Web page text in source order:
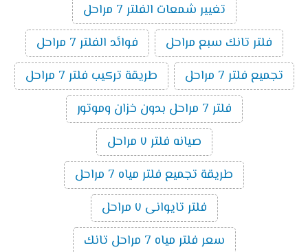
تغيير شمعات الفلتر 7 مراحل
فلتر تانك سبع مراحل
فوائد الفلتر 7 مراحل
تجميع فلتر 7 مراحل
طريقة تركيب فلتر 7 مراحل
فلتر 7 مراحل بدون خزان وموتور
صيانه فلتر ٧ مراحل
طريقة تجميع فلتر مياه 7 مراحل
فلتر تايوانى ٧ مراحل
سعر فلتر مياه 7 مراحل تانك